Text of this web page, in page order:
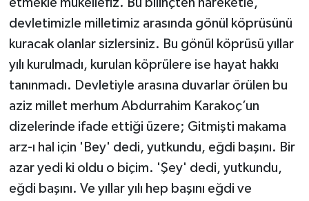
devletimizle milletimiz arasında gönül köprüsünü
kuracak olanlar sizlersiniz. Bu gönül köprüsü yıllar
yılı kurulmadı, kurulan köprülere ise hayat hakkı
tanınmadı. Devletiyle arasına duvarlar örülen bu
aziz millet merhum Abdurrahim Karakoç’un
dizelerinde ifade ettiği üzere; Gitmişti makama
arz-ı hal için 'Bey' dedi, yutkundu, eğdi başını. Bir
azar yedi ki oldu o biçim. 'Şey' dedi, yutkundu,
eğdi başını. Ve yıllar yılı hep başını eğdi ve